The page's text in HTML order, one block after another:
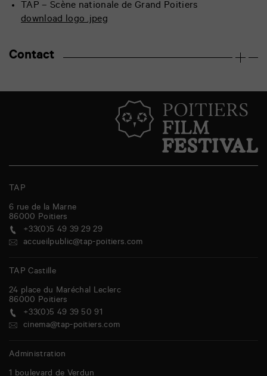
TAP – Scène nationale de Grand Poitiers
download logo .jpeg
Contact
TAP
6 rue de la Marne
86000 Poitiers
+33(0)5 49 39 29 29
accueilpublic@tap-poitiers.com
TAP Castille
24 place du Maréchal Leclerc
86000 Poitiers
+33(0)5 49 39 50 91
cinema@tap-poitiers.com
Administration